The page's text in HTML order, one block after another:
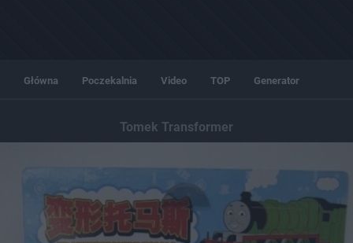
Główna Poczekalnia Video TOP Generator
Tomek Transformer